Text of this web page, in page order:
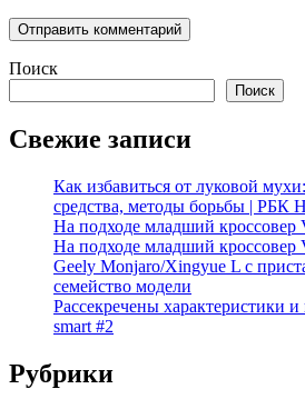
Поиск
Поиск
Свежие записи
Как избавиться от луковой
средства, методы борьбы | РБК
На подходе младший кроссовер
На подходе младший кроссовер
Geely Monjaro/Xingyue L с
семейство модели
Рассекречены характеристики
smart #2
Рубрики